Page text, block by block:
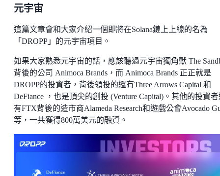
元宇宙
這篇文章會和大家介紹一個即將在Solana鏈上上線的名為
「DROPP」的元宇宙項目。
如果大家熟悉元宇宙的話，應該聽過元宇宙獨角獸 The
背後的公司 Animoca Brands，而 Animoca Brands 正正就是
DROPP的投資者，背後領投的還有Three Arrows Capital 和
DeFiance ，也是頂尖的創投 (Venture Capital)。其他的投資
有FTX背後的造市商Alameda Research和遊戲公會Avocado
等，一共獲得800萬美元的融資。